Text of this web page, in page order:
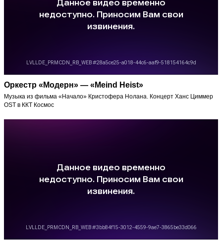
Оркестр «Модерн» — «Meind Heist»
Музыка из фильма «Начало» Кристофера Нолана. Концерт Ханс Циммер
OST в ККТ Космос